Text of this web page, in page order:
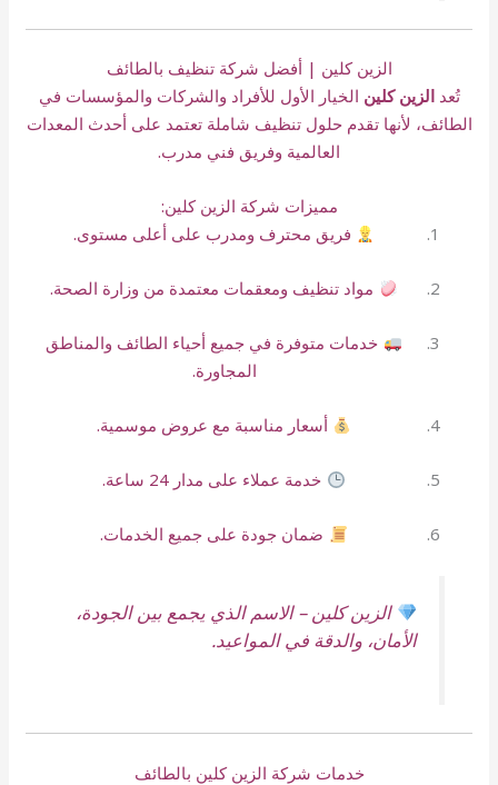
الزين كلين | أفضل شركة تنظيف بالطائف
تُعدالزين كلين الخيار الأول للأفراد والشركات والمؤسسات في
الطائف، لأنها تقدم حلول تنظيف شاملة تعتمد على أحدث المعدات
العالمية وفريق فني مدرب.
مميزات شركة الزين كلين:
فريق محترف ومدرب على أعلى مستوى.
مواد تنظيف ومعقمات معتمدة من وزارة الصحة.
خدمات متوفرة في جميع أحياء الطائف والمناطق
المجاورة.
أسعار مناسبة مع عروض موسمية.
خدمة عملاء على مدار 24 ساعة.
ضمان جودة على جميع الخدمات.
الزين كلين – الاسم الذي يجمع بين الجودة،
الأمان، والدقة في المواعيد.
خدمات شركة الزين كلين بالطائف